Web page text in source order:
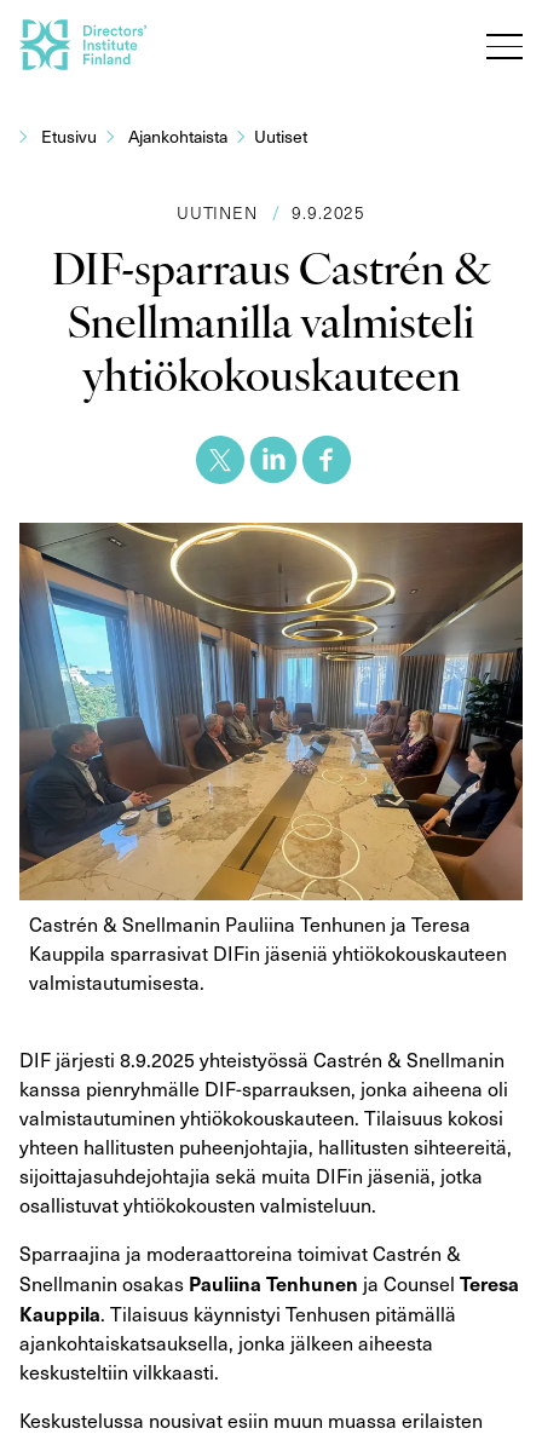
sisältöön
Etusivu Ajankohtaista Uutiset
UUTINEN / 9.9.2025
DIF-sparraus Castrén &
Snellmanilla valmisteli
yhtiökokouskauteen
Castrén & Snellmanin Pauliina Tenhunen ja Teresa
Kauppila sparrasivat DIFin jäseniä yhtiökokouskauteen
valmistautumisesta.
DIF järjesti 8.9.2025 yhteistyössä Castrén & Snellmanin
kanssa pienryhmälle DIF-sparrauksen, jonka aiheena oli
valmistautuminen yhtiökokouskauteen. Tilaisuus kokosi
yhteen hallitusten puheenjohtajia, hallitusten sihteereitä,
sijoittajasuhdejohtajia sekä muita DIFin jäseniä, jotka
osallistuvat yhtiökokousten valmisteluun.
Sparraajina ja moderaattoreina toimivat Castrén &
Snellmanin osakas Pauliina Tenhunen ja Counsel Teresa
Kauppila. Tilaisuus käynnistyi Tenhusen pitämällä
ajankohtaiskatsauksella, jonka jälkeen aiheesta
keskusteltiin vilkkaasti.
Keskustelussa nousivat esiin muun muassa erilaisten